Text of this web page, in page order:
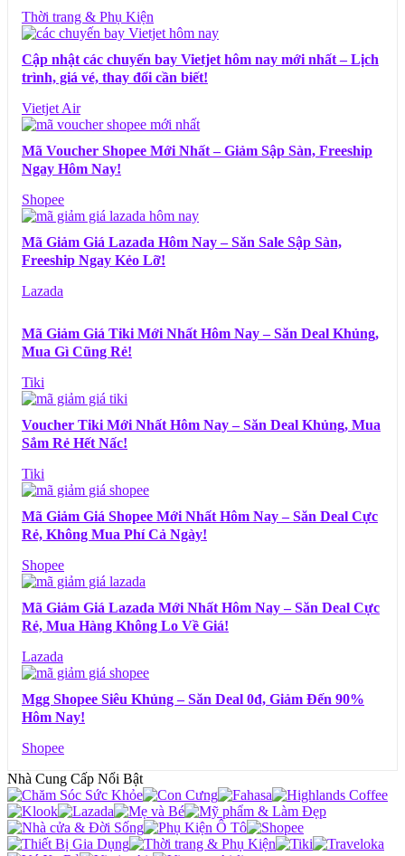
Thời trang & Phụ Kiện
Cập nhật các chuyến bay Vietjet hôm nay mới nhất – Lịch
trình, giá vé, thay đổi cần biết!
Vietjet Air
Mã Voucher Shopee Mới Nhất – Giảm Sập Sàn, Freeship
Ngay Hôm Nay!
Shopee
Mã Giảm Giá Lazada Hôm Nay – Săn Sale Sập Sàn,
Freeship Ngay Kẻo Lỡ!
Lazada
Mã Giảm Giá Tiki Mới Nhất Hôm Nay – Săn Deal Khủng,
Mua Gì Cũng Rẻ!
Tiki
Voucher Tiki Mới Nhất Hôm Nay – Săn Deal Khủng, Mua
Sắm Rẻ Hết Nấc!
Tiki
Mã Giảm Giá Shopee Mới Nhất Hôm Nay – Săn Deal Cực
Rẻ, Không Mua Phí Cả Ngày!
Shopee
Mã Giảm Giá Lazada Mới Nhất Hôm Nay – Săn Deal Cực
Rẻ, Mua Hàng Không Lo Về Giá!
Lazada
Mgg Shopee Siêu Khủng – Săn Deal 0đ, Giảm Đến 90%
Hôm Nay!
Shopee
Nhà Cung Cấp Nổi Bật